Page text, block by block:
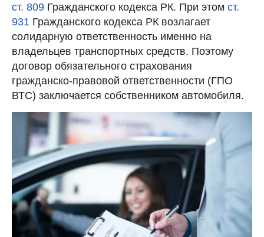
ст. 809 Гражданского кодекса РК. При этом ст.
931 Гражданского кодекса РК возлагает
солидарную ответственность именно на
владельцев транспортных средств. Поэтому
договор обязательного страхования
гражданско-правовой ответственности (ГПО
ВТС) заключается собственником автомобиля.